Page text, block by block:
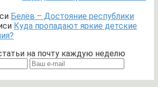
Белёв – Достояние республики
Куда пропадают яркие детские
на почту каждую неделю